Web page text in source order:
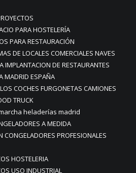
PARA HOSTELERÍA
PARA RESTAURACIÓN
DE LOCALES COMERCIALES NAVES
IMPLANTACION DE RESTAURANTES
MADRID ESPAÑA
COCHES FURGONETAS CAMIONES
TRUCK
heladerías madrid
A MEDIDA
CONGELADORES PROFESIONALES
HOSTELERIA
USO INDUSTRIAL